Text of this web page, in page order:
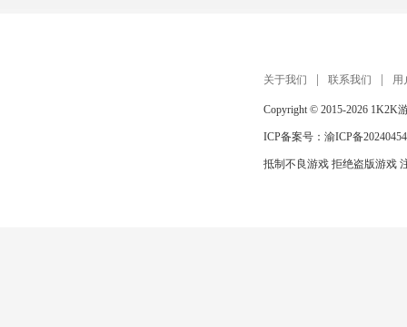
关于我们 联系我们 用
Copyright © 2015-2026 1K2K
ICP备案号： 渝ICP备
抵制不良游戏 拒绝盗版游戏